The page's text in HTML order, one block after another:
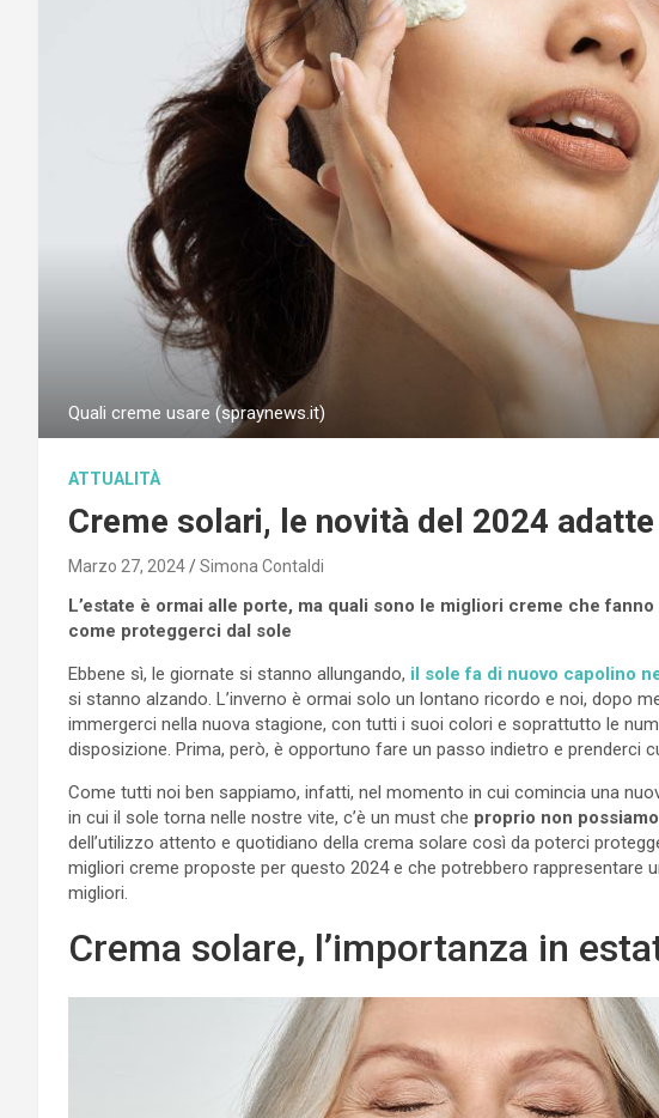
Quali creme usare (spraynews.it)
ATTUALITÀ
Creme solari, le novità del 2024
Marzo 27, 2024 Simona Contaldi
L’estate è ormai alle porte, ma quali sono le migliori creme che
come proteggerci dal sole
Ebbene sì, le giornate si stanno allungando, il sole fa di nuovo capolino
si stanno alzando. L’inverno è ormai solo un lontano ricordo e noi, dopo
immergerci nella nuova stagione, con tutti i suoi colori e soprattutto le
disposizione. Prima, però, è opportuno fare un passo indietro e prenderci
Come tutti noi ben sappiamo, infatti, nel momento in cui comincia una
in cui il sole torna nelle nostre vite, c’è un must che proprio non
dell’utilizzo attento e quotidiano della crema solare così da poterci
migliori creme proposte per questo 2024 e che potrebbero rappresentare
migliori.
Crema solare, l’importanza in